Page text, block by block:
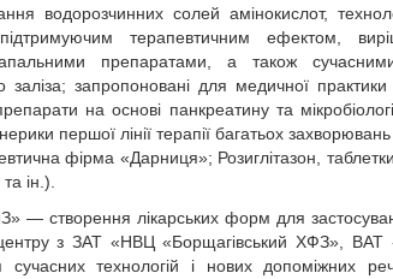
водорозчинних солей амінокислот,
терапевтичним ефектом,
препаратами, а також
запропоновані для медичної практики
на основі панкреатину та
першої лінії терапії багатьох захворювань
фірма «Дарниця»; Розиглітазон,
ін.).
— створення лікарських форм для
з ЗАТ «НВЦ «Борщагівський ХФЗ», ВАТ
технологій і нових допоміжних